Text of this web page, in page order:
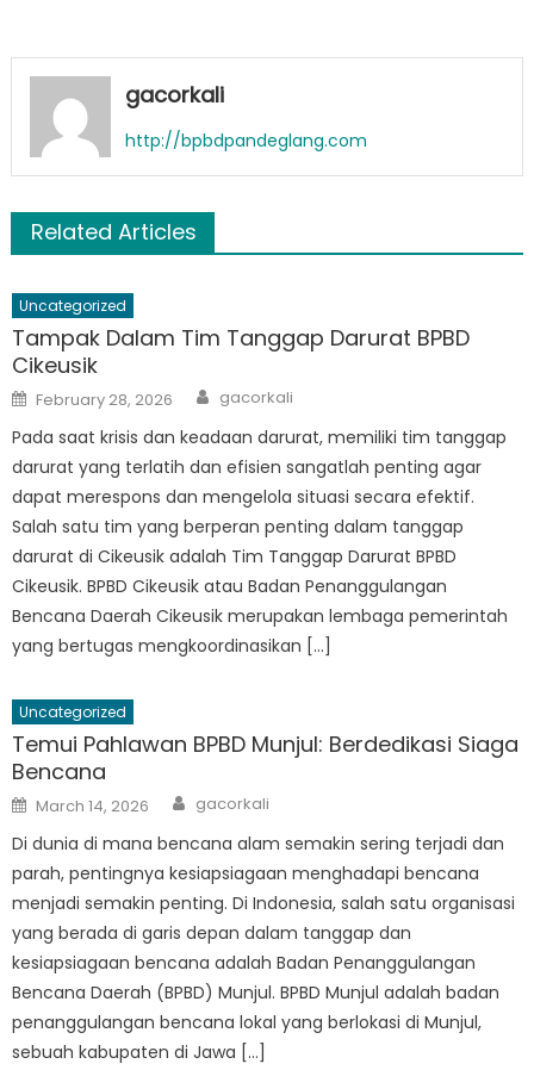
gacorkali
http://bpbdpandeglang.com
Related Articles
Uncategorized
Tampak Dalam Tim Tanggap Darurat BPBD
Cikeusik
Posted
on
February 28, 2026 Author
gacorkali
Pada saat krisis dan keadaan darurat, memiliki tim tanggap
darurat yang terlatih dan efisien sangatlah penting agar
dapat merespons dan mengelola situasi secara efektif.
Salah satu tim yang berperan penting dalam tanggap
darurat di Cikeusik adalah Tim Tanggap Darurat BPBD
Cikeusik. BPBD Cikeusik atau Badan Penanggulangan
Bencana Daerah Cikeusik merupakan lembaga pemerintah
yang bertugas mengkoordinasikan […]
Uncategorized
Temui Pahlawan BPBD Munjul: Berdedikasi Siaga
Bencana
Posted
on
March 14, 2026 Author
gacorkali
Di dunia di mana bencana alam semakin sering terjadi dan
parah, pentingnya kesiapsiagaan menghadapi bencana
menjadi semakin penting. Di Indonesia, salah satu organisasi
yang berada di garis depan dalam tanggap dan
kesiapsiagaan bencana adalah Badan Penanggulangan
Bencana Daerah (BPBD) Munjul. BPBD Munjul adalah badan
penanggulangan bencana lokal yang berlokasi di Munjul,
sebuah kabupaten di Jawa […]